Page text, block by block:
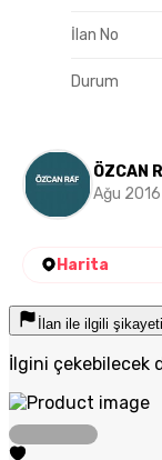
İlan No
Durum
ÖZCAN
Ağu
Harita
İlan ile ilgili
İlgini çekebilecek